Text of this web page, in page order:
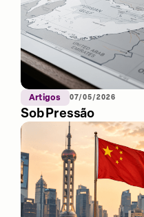
Artigos 07/05/2026
Sob Pressão